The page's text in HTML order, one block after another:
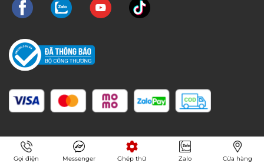
Gọi điện Messenger Ghép thử Zalo Cửa hàng